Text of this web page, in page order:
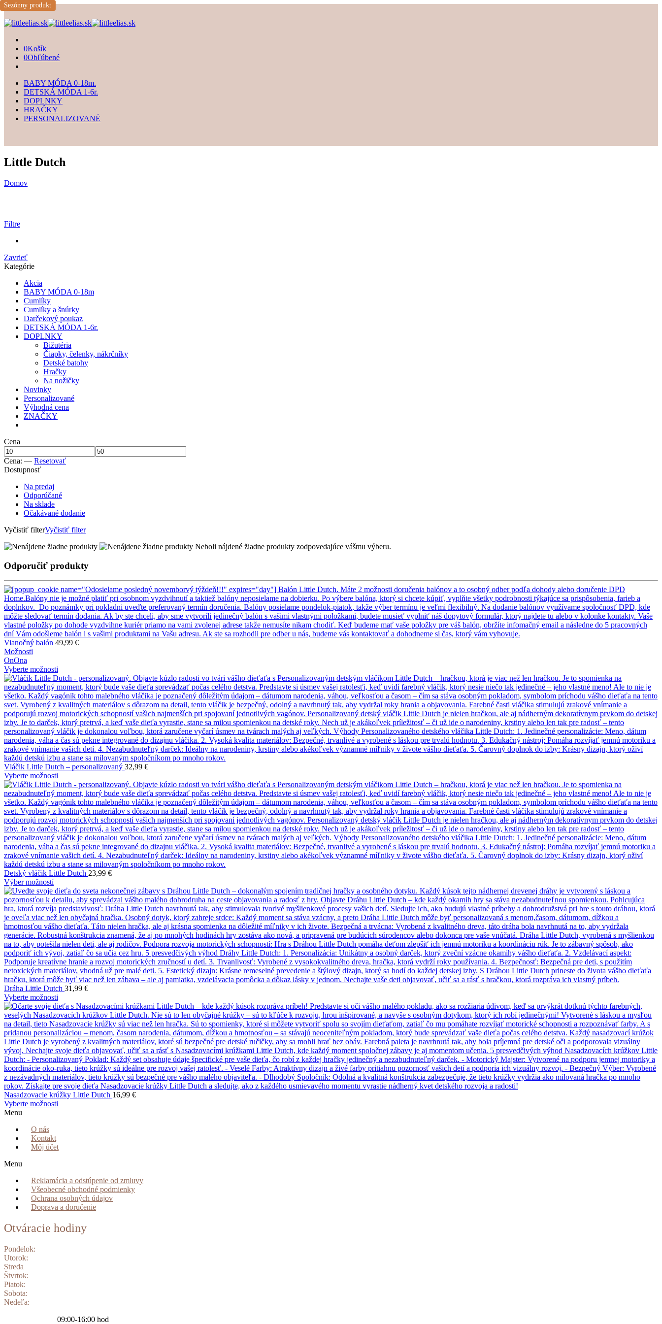
0Košík
0Obľúbené
BABY MÓDA 0-18m.
DETSKÁ MÓDA 1-6r.
DOPLNKY
HRAČKY
PERSONALIZOVANÉ
Little Dutch
Domov
Filtre
Zavrieť
Kategórie
Akcia
BABY MÓDA 0-18m
Cumlíky
Cumlíky a šnúrky
Darčekový poukaz
DETSKÁ MÓDA 1-6r.
DOPLNKY
Bižutéria
Čiapky, čelenky, nákrčníky
Detské batohy
Hračky
Na nožičky
Novinky
Personalizované
Výhodná cena
ZNAČKY
Cena
Cena: — Resetovať
Dostupnosť
Na predaj
Odporúčané
Na sklade
Očakávané dodanie
Vyčistiť filterVyčistiť filter
Neboli nájdené žiadne produkty zodpovedajúce vášmu výberu.
Odporučiť produkty
Sezónny produkt
Vianočný balón 49,99 €
Možnosti
OnOna
Vyberte možnosti
Vláčik Little Dutch – personalizovaný 32,99 €
Vyberte možnosti
Detský vláčik Little Dutch 23,99 €
Výber možností
Dráha Little Dutch 31,99 €
Vyberte možnosti
Nasadzovacie krúžky Little Dutch 16,99 €
Vyberte možnosti
Menu
O nás
Kontakt
Môj účet
Menu
Reklamácia a odstúpenie od zmluvy
Všeobecné obchodné podmienky
Ochrana osobných údajov
Doprava a doručenie
Otváracie hodiny
Pondelok:
Utorok:
Streda
Štvrtok:
Piatok:
Sobota:
Nedeľa:
09:00-16:00 hod